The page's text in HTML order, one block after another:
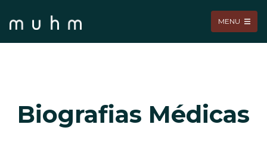
MENU
Biografias Médicas